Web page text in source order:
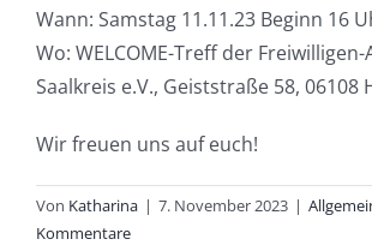
Wann: Samstag 11.11.23 Beginn 16
Wo: WELCOME-Treff der
Saalkreis e.V., Geiststraße 58, 06108
Wir freuen uns auf euch!
Von Katharina | 7. November 2023 |
Kommentare